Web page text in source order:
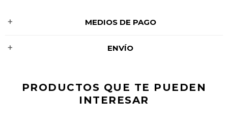
MEDIOS DE PAGO
ENVÍO
PRODUCTOS QUE TE PUEDEN
INTERESAR